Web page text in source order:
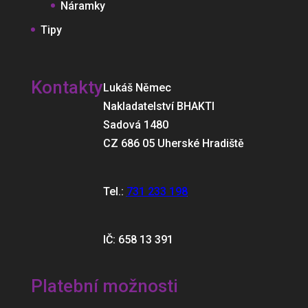
Náramky
Tipy
KontaktyLukáš Němec
Nakladatelství BHAKTI
Sadová 1480
CZ 686 05 Uherské Hradiště
Tel.: 731 233 198
IČ: 658 13 391
Platební možnosti